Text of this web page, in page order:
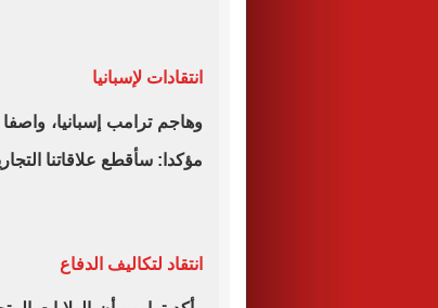
انتقادات لإسبانيا
وهاجم ترامب إسبانيا،
مؤكدا: سأقطع علاقاتنا
انتقاد لتكاليف الدفاع